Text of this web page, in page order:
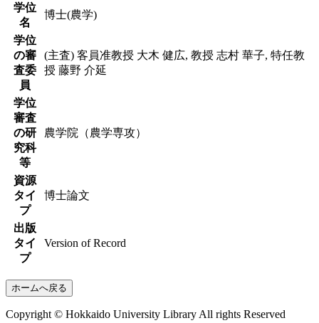
学位
名
博士(農学)
学位
の審
査委
員
(主査) 客員准教授 大木 健広, 教授 志村 華子, 特任教
授 藤野 介延
学位
審査
の研
究科
等
農学院（農学専攻）
資源
タイ
プ
博士論文
出版
タイ
プ
Version of Record
ホームへ戻る
Copyright © Hokkaido University Library All rights Reserved